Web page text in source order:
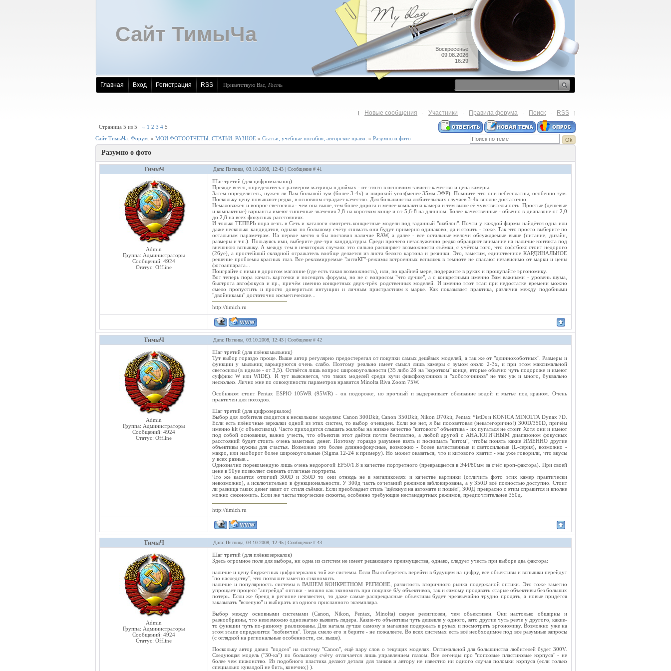
Воскресенье
09.08.2026
16:29
Сайт ТимыЧа
Главная Вход Регистрация RSS Приветствую Вас Гость
[ Новые сообщения · Участники · Правила форума · Поиск · RSS ]
Страница 5 из 5 « 1 2 3 4 5
Сайт ТимыЧа. Форум. » МОИ ФОТООТЧЕТЫ. СТАТЬИ. РАЗНОЕ » Статьи, учебные пособия, авторское право. » Разумно о фото
Разумно о фото
ТимыЧ Дата: Пятница, 03.10.2008, 12:43 | Сообщение # 41
Admin
Группа: Администраторы
Сообщений: 4924
Статус: Offline
Шаг третий (для цифромыльниц)
Прежде всего, определитесь с размером матрицы в дюймах - от этого в основном зависит качество и цена камеры.
Затем определитесь, нужен ли Вам большой зум (более 3-4х) и широкий угол(менее 35мм ЭФР). Помните что они небесплатны, особенно зум.
Поскольку цену повышают редко, в основном страдает качество. Для большинства любительских случаев 3-4х вполне достаточно.
Немаловажен и вопрос светосилы - чем она выше, тем более дорога и менее компактна камера и тем выше её чувствительность. Простые (дешёвые
и компактные) варианты имеют типичные значения 2,8 на коротком конце и от 5,6-8 на длинном. Более качественные - обычно в диапазоне от 2,0
до 2,8 на всех фокусных расстояниях.
И только ТЕПЕРЬ пора лезть в Сеть и каталоги смотреть конкретные модели под заданный "шаблон". Почти у каждой фирмы найдётся одна или
даже несколько кандидатов, однако по большому счёту снимать они будут примерно одинаково, да и стоить - тоже. Так что просто выберите по
остальным параметрам. На первое место я бы поставил наличие RAW, а далее - все остальные мелочи обсуждаемые выше (питание, дизайн,
размеры и т.п.). Пользуясь ими, выберите две-три кандидатуры. Среди прочего незаслуженно редко обращают внимание на наличие контакта под
внешнюю вспышку. А между тем в некоторых случаях это сильно расширяет возможности съёмки, с учётом того, что софтбокс стоит недорого
(26уе), а простейший складной отражатель вообще делается из листа белого картона и резинки. Это, заметим, единственное КАРДИНАЛЬНОЕ
решение проблемы красных глаз. Все рекламируемые "антиКГ"-режимы встроенных вспышек в темноте не спасают независимо от марки и цены
фотоаппарата...
Поиграйте с ними в дорогом магазине (где есть такая возможность), или, по крайней мере, подержите в руках и прощупайте эргономику.
Вот теперь пора качать карточки и посещать форумы, но не с вопросом "что лучше", а с конкретными именно Вам важными - уровень шума,
быстрота автофокуса и пр., причём именно конкретных двух-трёх родственных моделей. И именно этот этап при недостатке времени можно
смело пропустить и просто довериться интуиции и личным пристрастиям к марке. Как показывает практика, различия между подобными
"двойниками" достаточно косметические...
http://timich.ru
ТимыЧ Дата: Пятница, 03.10.2008, 12:43 | Сообщение # 42
Admin
Группа: Администраторы
Сообщений: 4924
Статус: Offline
Шаг третий (для плёнкомыльниц)
Тут выбор гораздо проще. Выше автор регулярно предостерегал от покупки самых дешёвых моделей, а так же от "длиннохоботных". Размеры и
функции у мыльниц варьируются очень слабо. Поэтому реально имеет смысл лишь камеры с зумом около 2-3х, и при этом максимальной
светосилы (в идеале - от 3,5). Остаётся лишь вопрос широкоугольности (35 либо 28 на "коротком" конце, вторые обычно чуть подороже и имеют
суффикс W или WIDE). И тут выясняется, что таких моделей среди кучи фиксфокусников и "хоботочников" не так уж и много, буквально
несколько. Лично мне по совокупности параметров нравится Minolta Riva Zoom 75W.
Особняком стоит Pentax ESPIO 105WR (95WR) - он подороже, но прочный и выдерживает обливание водой и мытьё под краном. Очень
практичен для походов.
Шаг третий (для цифрозеркалок)
Выбор для любителя сводится к нескольким моделям: Canon 300Dkit, Canon 350Dkit, Nikon D70kit, Pentax *istDs и KONICA MINOLTA Dynax 7D.
Если есть плёночные зеркалки одной из этих систем, то выбор очевиден. Если же нет, я бы посоветовал (некатегорично!) 300D/350D, причём
именно kit (с объективом). Часто приходится слышать жалобы на низкое качество "китового" объектива - их пугаться не стоит. Хотя они и имеют
под собой основания, важно учесть, что объектив этот даётся почти бесплатно, а любой другой с АНАЛОГИЧНЫМ диапазоном фокусных
расстояний будет стоить очень заметных денег. Поэтому гораздо разумнее взять и поснимать "китом", чтобы понять какие ИМЕННО другие
объективы нужны для счастья. Возможно это более длиннофокусные, возможно - более качественные и светосильные (L-серия), возможно -
макро, или наоборот более широкоугольные (Sigma 12-24 к примеру). Но может оказаться, что и китового хватит - мы уже говорили, что вкусы
у всех разные...
Однозначно порекомендую лишь очень недорогой EF50/1.8 в качестве портретного (превращается в ЭФР80мм за счёт кроп-фактора). При своей
цене в 90уе позволяет снимать отличные портреты.
Что же касается отличий 300D и 350D то они отнюдь не в мегапикселях и качестве картинки (отличить фото этих камер практически
невозможно), а исключительно в функциональности. У 300д часть сочетаний режимов заблокирована, а у 350D всё полностью доступно. Стоит
ли разница таких денег завит от стиля съёмки. Если преобладает стиль "щёлкнул на автомате и пошёл", 300Д прекрасно с этим справится и вполне
можно сэкономить. Если же часты творческие сюжеты, особенно требующие нестандартных режимов, предпочтительнее 350д.
http://timich.ru
ТимыЧ Дата: Пятница, 03.10.2008, 12:45 | Сообщение # 43
Admin
Группа: Администраторы
Сообщений: 4924
Статус: Offline
Шаг третий (для плёнкозеркалок)
Здесь огромное поле для выбора, ни одна из ситстем не имеет решающего преимущества, однако, следует учесть при выборе два фактора:
наличие и цену бюджетных цифрозеркалок той же системы. Если Вы соберётесь перейти в будущем на цифру, все объективы и вспышки перейдут
"по наследству", что позволит заметно сэкономить.
наличие и популярность системы в ВАШЕМ КОНКРЕТНОМ РЕГИОНЕ, развитость вторичного рынка подержаной оптики. Это тоже заметно
упрощает процесс "апгрейда" оптики - можно как экономить при покупке б/у объективов, так и самому продавать старые объективы без больших
потерь. Если же бренд в регионе неизвестен, то даже самые распрекрасные объективы будет чрезвычайно трудно продать, а новые придётся
заказывать "вслепую" и выбирать из одного присланного экземпляра.
Выбор между основными системами (Canon, Nikon, Pentax, Minolta) скорее религиозен, чем объективен. Они настолько обширны и
разнообразны, что невозможно однозначно выявить лидера. Какие-то объективы чуть дешевле у одного, зато другие чуть резче у другого, какие-
то функции чуть по-разному реализованы. Для начала лучше самому в магазине подержать в руках и посмотреть эргономику. Возможно уже на
этом этапе определится "любимчик". Тогда смело его и берите - не пожалеете. Во всех системах есть всё необходимое под все разумные запросы
(с оглядкой на региональные особенности, см. выше).
Поскольку автор давно "подсел" на систему "Canon", ещё пару слов о текущих моделях. Оптимальной для большинства любителей будет 300V.
Следующая модель ("30-ка") по большому счёту отличается лишь управлением глазом. Все легенды про "попсовые пластиковые корпуса" - не
более чем пижонство. Из подобного пластика делают детали для танков и автору не известно ни одного случая поломки корпуса (если только
специально кувалдой не бить, конечно;) ).